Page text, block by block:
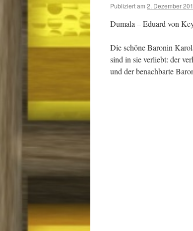
Publiziert am 2. Dezember
Dumala – Eduard von
Die schöne Baronin
sind in sie verliebt: der
und der benachbarte